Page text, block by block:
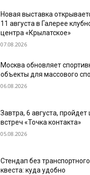
Новая выставка
11 августа в Галерее
центра «Крылатское»
07.08.2026
Москва обновляет
объекты для массового
06.08.2026
Завтра, 6 августа, пройдет
встреч «Точка контакта»
05.08.2026
Стендап без транспортного
квеста: куда удобно